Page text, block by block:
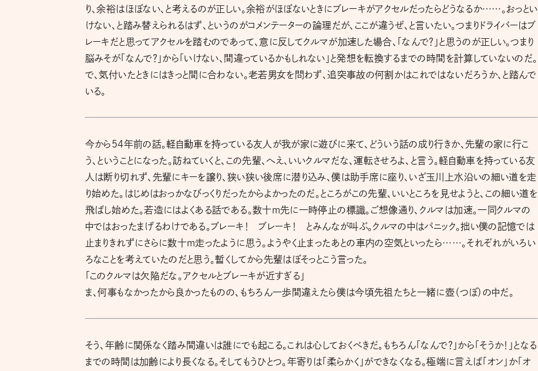
り、余裕はほぼない、と考えるのが正しい。余裕がほぼないときにブレーキがアクセルだったらどうなるか……。おっとい
けない、と踏み替えられるはず、というのがコメンテーターの論理だが、ここが違うぜ、と言いたい。つまりドライバーはブ
レーキだと思ってアクセルを踏むのであって、意に反してクルマが加速した場合、「なんで？」と思うのが正しい。つまり
脳みそが「なんで？」から「いけない、間違っているかもしれない」と発想を転換するまでの時間を計算していないのだ。
で、気付いたときにはきっと間に合わない。老若男女を問わず、追突事故の何割かはこれではないだろうか、と踏んで
いる。
今から54年前の話。軽自動車を持っている友人が我が家に遊びに来て、どういう話の成り行きか、先輩の家に行こ
う、ということになった。訪ねていくと、この先輩、へえ、いいクルマだな、運転させろよ、と言う。軽自動車を持っている友
人は断り切れず、先輩にキーを譲り、狭い狭い後席に潜り込み、僕は助手席に座り、いざ玉川上水沿いの細い道を走
り始めた。はじめはおっかなびっくりだったからよかったのだ。ところがこの先輩、いいところを見せようと、この細い道を
飛ばし始めた。若造にはよくある話である。数十m先に一時停止の標識。ご想像通り、クルマは加速。一同クルマの
中ではおったまげるわけである。ブレーキ！ ブレーキ！ とみんなが叫ぶ。クルマの中はパニック。拙い僕の記憶では
止まりきれずにさらに数十m走ったように思う。ようやく止まったあとの車内の空気といったら……。それぞれがいろい
ろなことを考えていたのだと思う。暫くしてから先輩はぼそっとこう言った。
「このクルマは欠陥だな。アクセルとブレーキが近すぎる」
ま、何事もなかったから良かったものの、もちろん一歩間違えたら僕は今頃先祖たちと一緒に壺（つぼ）の中だ。
そう、年齢に関係なく踏み間違いは誰にでも起こる。これは心しておくべきだ。もちろん「なんで？」から「そうか！」となる
までの時間は加齢により長くなる。そしてもうひとつ。年寄りは「柔らかく」ができなくなる。極端に言えば「オン」か「オ